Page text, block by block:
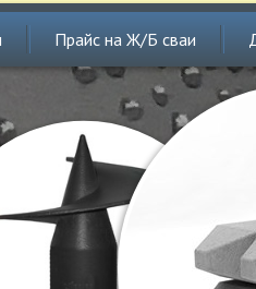
Прайс на Ж/Б сваи